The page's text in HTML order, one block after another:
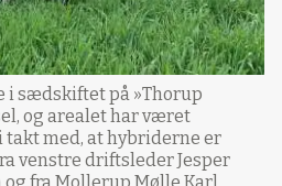
i sædskiftet på »Thorup
og arealet har været
takt med, at hybriderne er
venstre driftsleder Jesper